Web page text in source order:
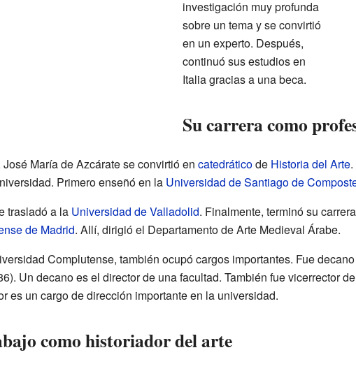
investigación muy profunda
sobre un tema y se convirtió
en un experto. Después,
continuó sus estudios en
Italia gracias a una beca.
Su carrera como
José María de Azcárate se convirtió en catedráticode Historia del Arte.
Primero enseñó en la Universidad de Santiago de
trasladó a la Universidad de Valladolid. Finalmente, terminó su
de Madrid. Allí, dirigió el Departamento de Arte Medieval Árabe.
Complutense, también ocupó cargos importantes. Fue
Un decano es el director de una facultad. También fue vicerrector
es un cargo de dirección importante en la universidad.
como historiador del arte